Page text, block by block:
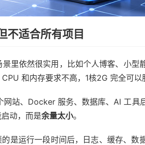
不适合所有项目
里依然很实用，比如个人博客、小型
和内存要求不高，1核2G 完全可以
站、Docker 服务、数据库、AI 工具
动，而是余量太小。
是运行一段时间后，日志、缓存、数